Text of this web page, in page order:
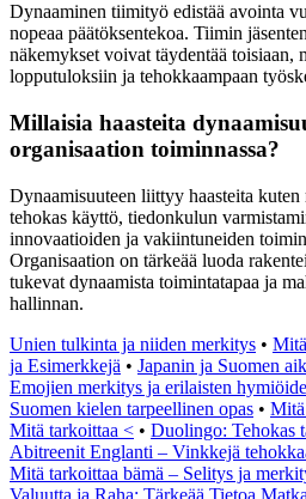
Dynaaminen tiimityö edistää avointa
nopeaa päätöksentekoa. Tiimin
näkemykset voivat täydentää toisiaan,
lopputuloksiin ja tehokkaampaan
Millaisia haasteita
organisaation toiminnassa?
Dynaamisuuteen liittyy haasteita kuten
tehokas käyttö, tiedonkulun
innovaatioiden ja vakiintuneiden
Organisaation on tärkeää luoda
tukevat dynaamista toimintatapaa ja
hallinnan.
Unien tulkinta ja niiden merkitys •
ja Esimerkkejä • Japanin ja Suomen
Emojien merkitys ja erilaisten
Suomen kielen tarpeellinen opas •
Mitä tarkoittaa < • Duolingo: Tehokas
Abitreenit Englanti – Vinkkejä
Mitä tarkoittaa bämä – Selitys ja
Valuutta ja Raha: Tärkeää Tietoa